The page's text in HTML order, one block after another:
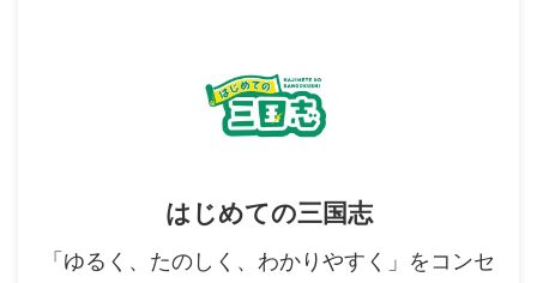
はじめての三国志
「ゆるく、たのしく、わかりやすく」をコンセ